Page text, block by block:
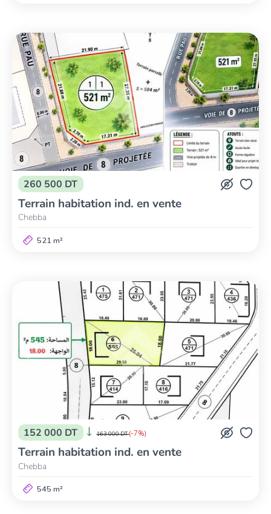
260 500 DT
Terrain habitation ind. en vente
Chebba
521 m²
152 000 DT 163 000 DT(-7%)
Terrain habitation ind. en vente
Chebba
545 m²